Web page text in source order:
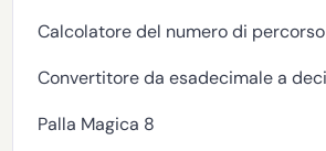
Calcolatore del numero di
Convertitore da esadecimale a
Palla Magica 8